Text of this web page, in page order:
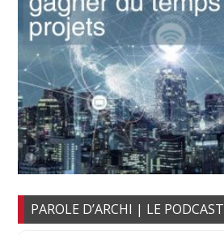
PAROLE D’ARCHI | LE PODCAST